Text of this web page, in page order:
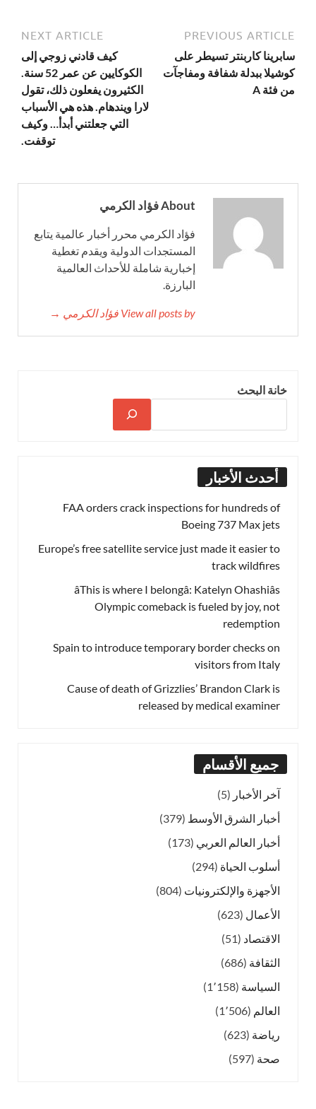
PREVIOUS ARTICLE
سابرينا كاربنتر تسيطر على
كوشيلا ببدلة شفافة ومفاجآت
من فئة A
NEXT ARTICLE
كيف قادني زوجي إلى
الكوكايين عن عمر 52 سنة.
الكثيرون يفعلون ذلك، تقول
لارا ويندهام. هذه هي الأسباب
التي جعلتني أبدأ… وكيف
توقفت.
About فؤاد الكرمي
فؤاد الكرمي محرر أخبار عالمية يتابع
المستجدات الدولية ويقدم تغطية
إخبارية شاملة للأحداث العالمية
البارزة.
View all posts by فؤاد الكرمي →
خانة البحث
أحدث الأخبار
FAA orders crack inspections for hundreds of
Boeing 737 Max jets
Europe’s free satellite service just made it easier to
track wildfires
âThis is where I belongâ: Katelyn Ohashiâs
Olympic comeback is fueled by joy, not
redemption
Spain to introduce temporary border checks on
visitors from Italy
Cause of death of Grizzlies’ Brandon Clark is
released by medical examiner
جميع الأقسام
آخر الأخبار (5)
أخبار الشرق الأوسط (379)
أخبار العالم العربي (173)
أسلوب الحياة (294)
الأجهزة والإلكترونيات (804)
الأعمال (623)
الاقتصاد (51)
الثقافة (686)
السياسة (1٬158)
العالم (1٬506)
رياضة (623)
صحة (597)